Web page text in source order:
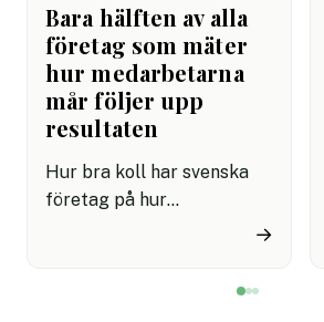
Bara hälften av alla
företag som mäter
hur medarbetarna
mår följer upp
resultaten
Hur bra koll har svenska
företag på hur
hälften av företagen inte
→